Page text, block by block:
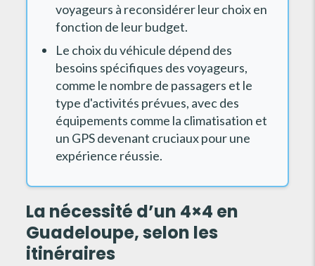
voyageurs à reconsidérer leur choix en
fonction de leur budget.
Le choix du véhicule dépend des
besoins spécifiques des voyageurs,
comme le nombre de passagers et le
type d'activités prévues, avec des
équipements comme la climatisation et
un GPS devenant cruciaux pour une
expérience réussie.
La nécessité d’un 4×4 en
Guadeloupe, selon les
itinéraires